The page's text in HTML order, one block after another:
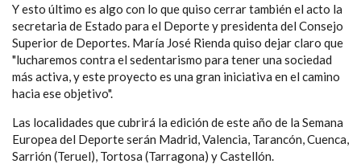
Y esto último es algo con lo que quiso cerrar también el acto la
secretaria de Estado para el Deporte y presidenta del Consejo
Superior de Deportes. María José Rienda quiso dejar claro que
"lucharemos contra el sedentarismo para tener una sociedad
más activa, y este proyecto es una gran iniciativa en el camino
hacia ese objetivo".
Las localidades que cubrirá la edición de este año de la Semana
Europea del Deporte serán Madrid, Valencia, Tarancón, Cuenca,
Sarrión (Teruel), Tortosa (Tarragona) y Castellón.